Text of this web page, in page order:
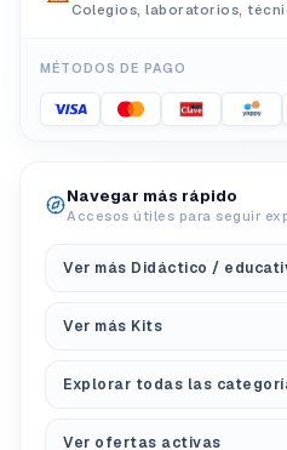
Colegios, laboratorios,
MÉTODOS DE PAGO
Navegar más rápido
Accesos útiles para seguir
Ver más Didáctico /
Ver más Kits
Explorar todas las
Ver ofertas activas